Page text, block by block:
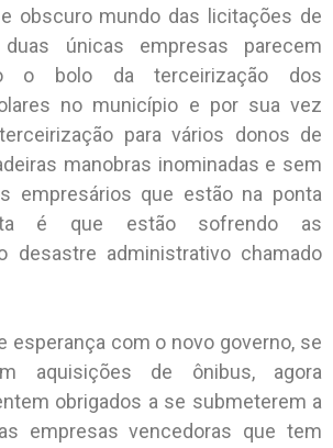
obscuro mundo das licitações de
únicas empresas parecem
o bolo da terceirização dos
no município e por sua vez
para vários donos de
manobras inominadas e sem
empresários que estão na ponta
é que estão sofrendo as
desastre administrativo chamado
esperança com o novo governo, se
aquisições de ônibus, agora
obrigados a se submeterem a
empresas vencedoras que tem